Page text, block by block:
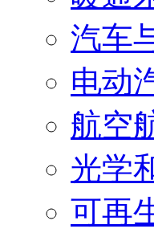
汽车
电动
航空
光学
可再